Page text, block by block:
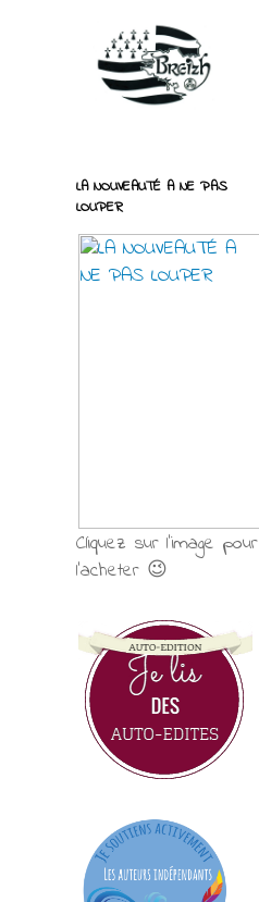
LA NOUVEAUTÉ A NE PAS
LOUPER
Cliquez sur l'image pour
l'acheter 😉